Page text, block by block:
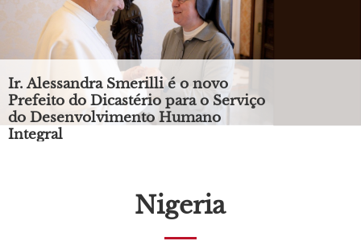
Ir. Alessandra Smerilli é o novo
Prefeito do Dicastério para o Serviço
do Desenvolvimento Humano
Integral
Nigeria